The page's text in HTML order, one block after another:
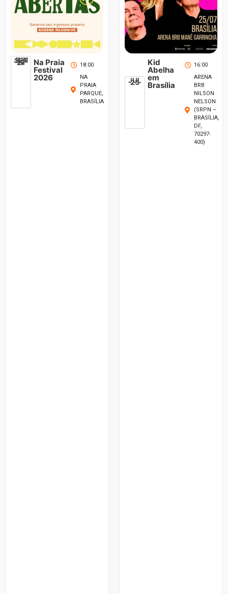
12
JUN
27
SET Na Praia
Festival
2026
18:00
NA
PRAIA
PARQUE,
BRASÍLIA
25
JUL
Kid
Abelha
em
Brasília
16:00
ARENA
BRB
NILSON
NELSON
(SRPN –
BRASÍLIA,
DF,
70297-
400)